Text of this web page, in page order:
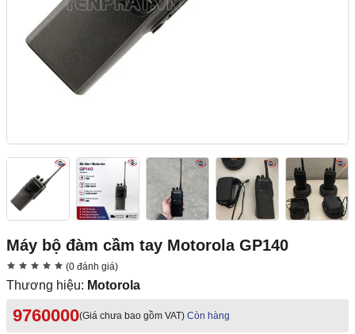
Máy bộ đàm cầm tay Motorola GP140
(0 đánh giá)
Thương hiệu: Motorola
9760000(Giá chưa bao gồm VAT) Còn hàng